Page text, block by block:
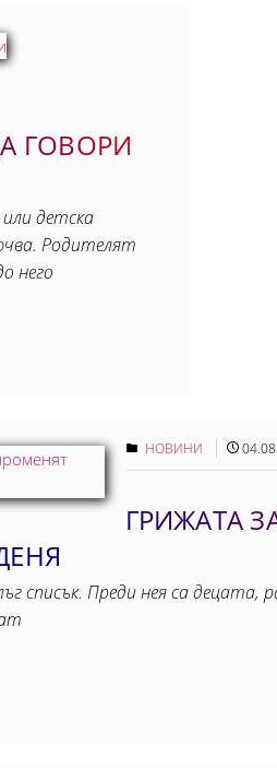
ГОВОРИ
детска
Родителят
него
НОВИНИ
ГРИЖАТА
списък. Преди нея са